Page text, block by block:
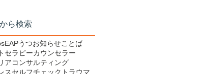
ら検索
EAPうつお知らせことば
セラピーカウンセラー
アコンサルティング
スセルフチェック トラウマ